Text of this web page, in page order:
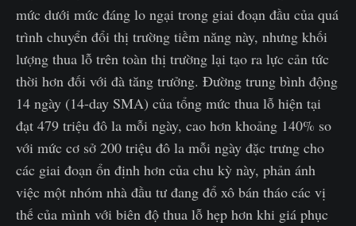
mức dưới mức đáng lo ngại trong giai đoạn đầu của quá
trình chuyển đổi thị trường tiềm năng này, nhưng khối
lượng thua lỗ trên toàn thị trường lại tạo ra lực cản tức
thời hơn đối với đà tăng trưởng. Đường trung bình động
14 ngày (14-day SMA) của tổng mức thua lỗ hiện tại
đạt 479 triệu đô la mỗi ngày, cao hơn khoảng 140% so
với mức cơ sở 200 triệu đô la mỗi ngày đặc trưng cho
các giai đoạn ổn định hơn của chu kỳ này, phản ánh
việc một nhóm nhà đầu tư đang đổ xô bán tháo các vị
thế của mình với biên độ thua lỗ hẹp hơn khi giá phục